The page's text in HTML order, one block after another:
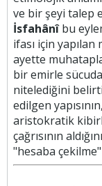
ve bir şeyi talep
İsfahânîbu
ifası için
ayette
bir emirle
nitelediğini
edilgen
aristokratik
çağrısının
"hesaba